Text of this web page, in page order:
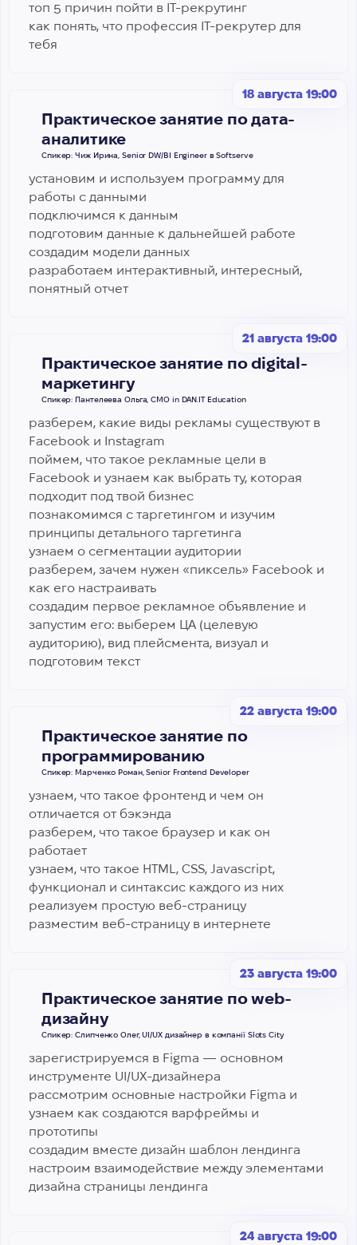
топ 5 причин пойти в IT-рекрутинг
как понять, что профессия IТ-рекрутер для
тебя
18 августа 19:00
Практическое занятие по дата-
аналитике
Спикер: Чиж Ирина, Senior DW/BI Engineer в Softserve
установим и используем программу для
работы с данными
подключимся к данным
подготовим данные к дальнейшей работе
создадим модели данных
разработаем интерактивный, интересный,
понятный отчет
21 августа 19:00
Практическое занятие по digital-
маркетингу
Спикер: Пантелеева Ольга, CMO in DAN.IT Education
разберем, какие виды рекламы существуют в
Facebook и Instagram
поймем, что такое рекламные цели в
Facebook и узнаем как выбрать ту, которая
подходит под твой бизнес
познакомимся с таргетингом и изучим
принципы детального таргетинга
узнаем о сегментации аудитории
разберем, зачем нужен «пиксель» Facebook и
как его настраивать
создадим первое рекламное объявление и
запустим его: выберем ЦА (целевую
аудиторию), вид плейсмента, визуал и
подготовим текст
22 августа 19:00
Практическое занятие по
программированию
Спикер: Марченко Роман, Senior Frontend Developer
узнаем, что такое фронтенд и чем он
отличается от бэкэнда
разберем, что такое браузер и как он
работает
узнаем, что такое HTML, CSS, Javascript,
функционал и синтаксис каждого из них
реализуем простую веб-страницу
разместим веб-страницу в интернете
23 августа 19:00
Практическое занятие по web-
дизайну
Спикер: Слипченко Олег, UI/UX дизайнер в компанії Slots City
зарегистрируемся в Figma — основном
инструменте UI/UX-дизайнера
рассмотрим основные настройки Figma и
узнаем как создаются варфреймы и
прототипы
создадим вместе дизайн шаблон лендинга
настроим взаимодействие между элементами
дизайна страницы лендинга
24 августа 19:00